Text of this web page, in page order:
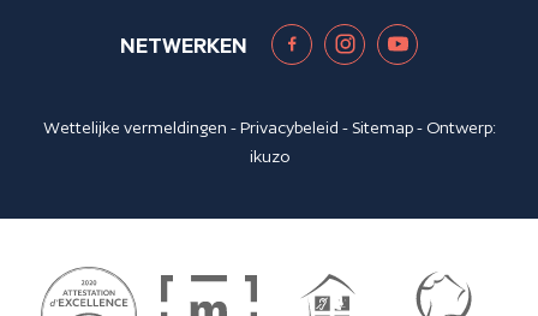
NETWERKEN
Wettelijke vermeldingen -Privacybeleid - Sitemap- Ontwerp:
ikuzo